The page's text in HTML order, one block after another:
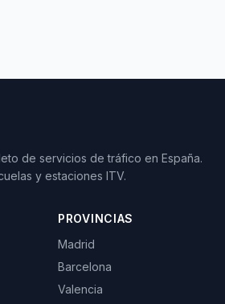
de servicios de tráfico en España.
y estaciones ITV.
PROVINCIAS
Madrid
Barcelona
Valencia